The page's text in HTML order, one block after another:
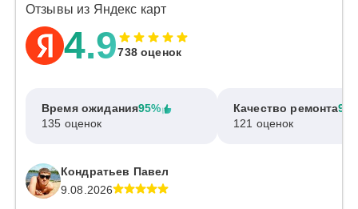
Отзывы из Яндекс карт
4.9738 оценок
Время ожидания95%
135 оценок
Качество ремонта
121 оценок
Кондратьев Павел
9.08.2026